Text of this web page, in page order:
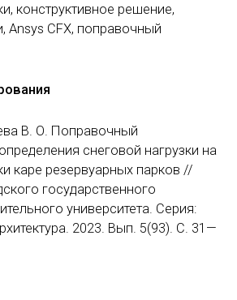
конструктивное решение,
Ansys CFX, поправочный
В. О. Поправочный
снеговой нагрузки на
каре резервуарных парков //
государственного
университета. Серия:
2023. Вып. 5(93). С. 31—